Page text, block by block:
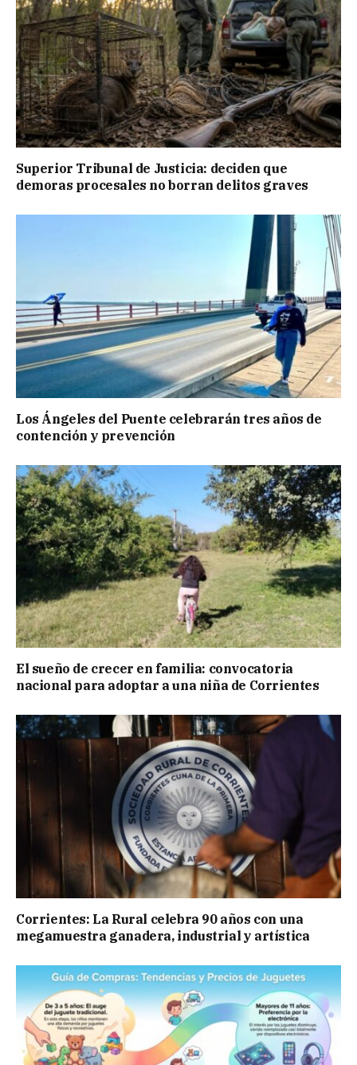
Superior Tribunal de Justicia: deciden que
demoras procesales no borran delitos graves
Los Ángeles del Puente celebrarán tres años de
contención y prevención
El sueño de crecer en familia: convocatoria
nacional para adoptar a una niña de Corrientes
Corrientes: La Rural celebra 90 años con una
megamuestra ganadera, industrial y artística